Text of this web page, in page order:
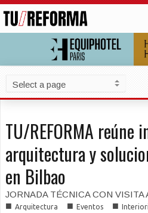
TU/REFORMA reúne
arquitectura y
en Bilbao
JORNADA TÉCNICA CON VISITA
■ Arquitectura ■ Eventos ■